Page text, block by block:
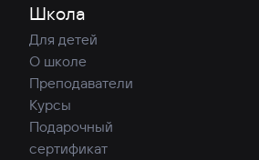
Школа
Для детей
О школе
Преподаватели
Курсы
Подарочный
сертификат